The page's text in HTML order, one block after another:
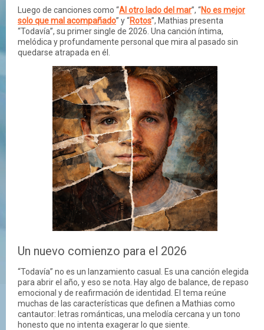
Luego de canciones como “Al otro lado del mar”, “No es mejor
solo que mal acompañado” y “Rotos”, Mathias presenta
“Todavía”, su primer single de 2026. Una canción íntima,
melódica y profundamente personal que mira al pasado sin
quedarse atrapada en él.
Un nuevo comienzo para el 2026
“Todavía” no es un lanzamiento casual. Es una canción elegida
para abrir el año, y eso se nota. Hay algo de balance, de repaso
emocional y de reafirmación de identidad. El tema reúne
muchas de las características que definen a Mathias como
cantautor: letras románticas, una melodía cercana y un tono
honesto que no intenta exagerar lo que siente.